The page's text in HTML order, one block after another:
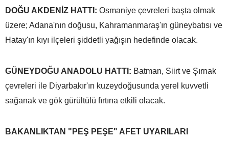
DOĞU AKDENİZ HATTI: Osmaniye çevreleri başta olmak
üzere; Adana'nın doğusu, Kahramanmaraş'ın güneybatısı ve
Hatay'ın kıyı ilçeleri şiddetli yağışın hedefinde olacak.
GÜNEYDOĞU ANADOLU HATTI: Batman, Siirt ve Şırnak
çevreleri ile Diyarbakır'ın kuzeydoğusunda yerel kuvvetli
sağanak ve gök gürültülü fırtına etkili olacak.
BAKANLIKTAN "PEŞ PEŞE" AFET UYARILARI